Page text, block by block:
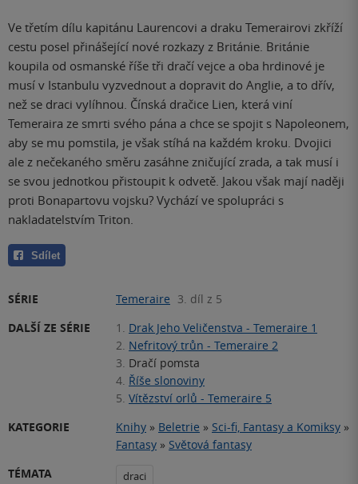
Ve třetím dílu kapitánu Laurencovi a draku Temerairovi zkříží
cestu posel přinášející nové rozkazy z Británie. Británie
koupila od osmanské říše tři dračí vejce a oba hrdinové je
musí v Istanbulu vyzvednout a dopravit do Anglie, a to dřív,
než se draci vylíhnou. Čínská dračice Lien, která viní
Temeraira ze smrti svého pána a chce se spojit s Napoleonem,
aby se mu pomstila, je však stíhá na každém kroku. Dvojici
ale z nečekaného směru zasáhne zničující zrada, a tak musí i
se svou jednotkou přistoupit k odvetě. Jakou však mají naději
proti Bonapartovu vojsku? Vychází ve spolupráci s
nakladatelstvím Triton.
Sdílet
SÉRIE Temeraire 3. díl z 5
DALŠÍ ZE SÉRIE
1.
Drak Jeho Veličenstva - Temeraire 1
2. Nefritový trůn - Temeraire 2
3. Dračí pomsta
4. Říše slonoviny
5. Vítězství orlů - Temeraire 5
KATEGORIE
Knihy » Beletrie » Sci-fi, Fantasy a Komiksy »
Fantasy » Světová fantasy
TÉMATA
draci